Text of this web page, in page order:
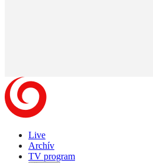
Live
Archív
TV program